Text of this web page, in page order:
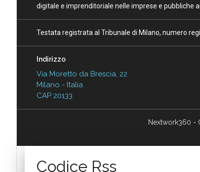
digitale e imprenditoriale nelle imprese e pubbliche
Testata registrata al Tribunale di Milano, numero
Indirizzo
Via Moretto da Brescia, 22
Milano - Italia
CAP 20133
Nextwork360 -
Codice Rss